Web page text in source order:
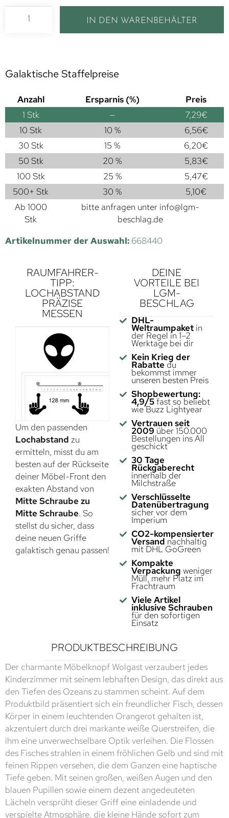
IN DEN WARENBEHÄLTER
Galaktische Staffelpreise
Anzahl Ersparnis (%)
Preis
1 Stk — 7,29€
10 Stk
10 % 6,56€
30 Stk
15 % 6,20€
50 Stk
20 % 5,83€
100 Stk
25 % 5,47€
500+ Stk
30 % 5,10€
Ab 1000
Stk
bitte anfragen unter info@lgm-
beschlag.de
Artikelnummer der Auswahl: 668440
RAUMFAHRER-
TIPP:
LOCHABSTAND
PRÄZISE
MESSEN
Um den passenden
Lochabstand zu
ermitteln, misst du am
besten auf der Rückseite
deiner Möbel-Front den
exakten Abstand von
Mitte Schraube zu
Mitte Schraube. So
stellst du sicher, dass
deine neuen Griffe
galaktisch genau passen!
DEINE
VORTEILE BEI
LGM-
BESCHLAG
DHL-
Weltraumpaketin
der Regel in 1–2
Werktage bei dir
Kein Krieg der
Rabatte du
bekommst immer
unseren besten Preis
Shopbewertung:
4,9/5fast so beliebt
wie Buzz Lightyear
Vertrauen seit
2009 über 150.000
Bestellungen ins All
geschickt
30 Tage
Rückgaberecht
innerhalb der
Milchstraße
Verschlüsselte
Datenübertragung
sicher vor dem
Imperium
CO2-kompensierter
Versand nachhaltig
mit DHL GoGreen
Kompakte
Verpackung weniger
Müll, mehr Platz im
Frachtraum
Viele Artikel
inklusive Schrauben
für den sofortigen
Einsatz
PRODUKTBESCHREIBUNG
Der charmante Möbelknopf Wolgast verzaubert jedes
Kinderzimmer mit seinem lebhaften Design, das direkt aus
den Tiefen des Ozeans zu stammen scheint. Auf dem
Produktbild präsentiert sich ein freundlicher Fisch, dessen
Körper in einem leuchtenden Orangerot gehalten ist,
akzentuiert durch drei markante weiße Querstreifen, die
ihm eine unverwechselbare Optik verleihen. Die Flossen
des Fisches strahlen in einem fröhlichen Gelb und sind mit
feinen Rippen versehen, die dem Ganzen eine haptische
Tiefe geben. Mit seinen großen, weißen Augen und den
blauen Pupillen sowie einem dezent angedeuteten
Lächeln versprüht dieser Griff eine einladende und
verspielte Atmosphäre, die kleine Hände sofort zum